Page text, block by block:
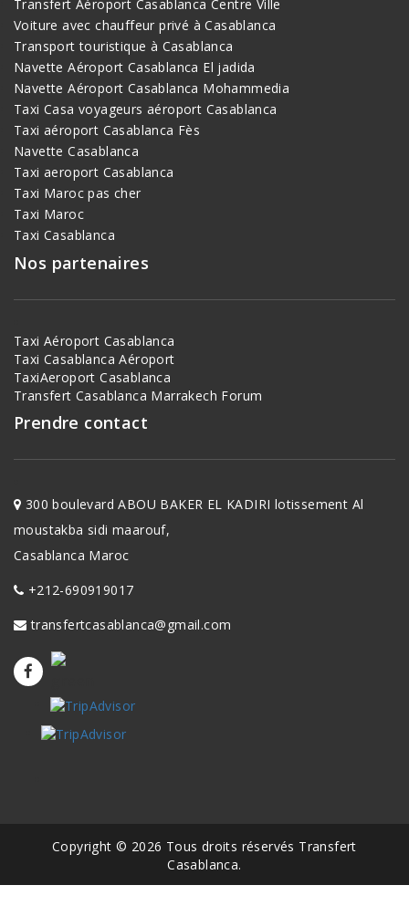
Transfert Aéroport Casablanca Centre Ville
Voiture avec chauffeur privé à Casablanca
Transport touristique à Casablanca
Navette Aéroport Casablanca El jadida
Navette Aéroport Casablanca Mohammedia
Taxi Casa voyageurs aéroport Casablanca
Taxi aéroport Casablanca Fès
Navette Casablanca
Taxi aeroport Casablanca
Taxi Maroc pas cher
Taxi Maroc
Taxi Casablanca
Nos partenaires
Taxi Aéroport Casablanca
Taxi Casablanca Aéroport
TaxiAeroport Casablanca
Transfert Casablanca Marrakech Forum
Prendre contact
300 boulevard ABOU BAKER EL KADIRI lotissement Al
moustakba sidi maarouf,
Casablanca Maroc
+212-690919017
transfertcasablanca@gmail.com
Copyright © 2026 Tous droits réservés Transfert
Casablanca.